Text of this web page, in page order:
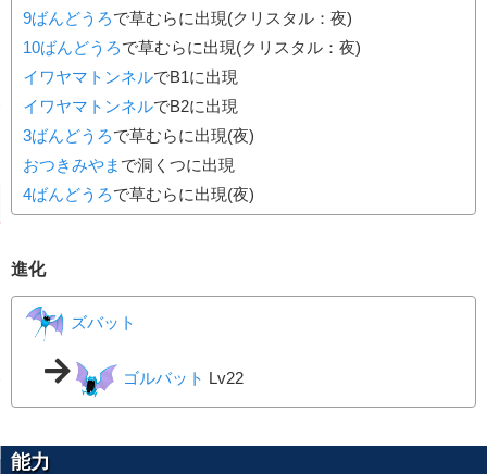
9ばんどうろで草むらに出現(クリスタル：夜)
10ばんどうろで草むらに出現(クリスタル：夜)
イワヤマトンネルでB1に出現
イワヤマトンネルでB2に出現
3ばんどうろで草むらに出現(夜)
おつきみやま で洞くつに出現
4ばんどうろで草むらに出現(夜)
進化
ズバット
ゴルバット Lv22
能力